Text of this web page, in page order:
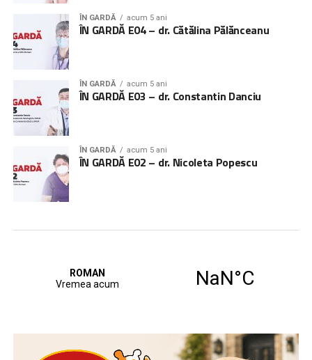
ÎN GARDĂ acum 5 ani
ÎN GARDĂ E04 – dr. Cătălina Pălănceanu
ÎN GARDĂ acum 5 ani
ÎN GARDĂ E03 – dr. Constantin Danciu
ÎN GARDĂ acum 5 ani
ÎN GARDĂ E02 – dr. Nicoleta Popescu